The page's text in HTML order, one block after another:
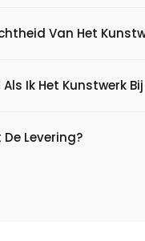
Van Het
Ik Het Kunstwerk
Levering?